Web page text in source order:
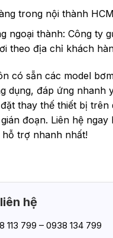
trong nội thành
ngoại thành: Công ty
theo địa chỉ khách
có sẵn các model
dụng, đáp ứng nhanh
thay thế thiết bị trên
đoạn. Liên hệ ngay
trợ nhanh nhất!
hệ
113 799 – 0938 134 799